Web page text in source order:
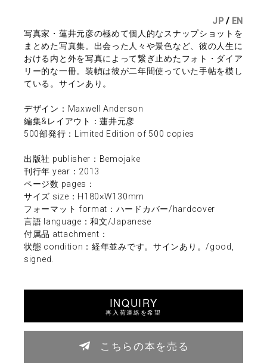
JP / EN
写真家・蓮井元彦の極めて個人的なスナップショットを
まとめた写真集。出会った人々や景色など、彼の人生に
おける内と外を写真によって繋ぎ止めたフォト・ダイア
リー的な一冊。装幀は彼が二年間使っていた手帖を模し
ている。サインあり。
デザイン：Maxwell Anderson
編集&レイアウト：蓮井元彦
500部発行：Limited Edition of 500 copies
出版社 publisher：Bemojake
刊行年 year：2013
ページ数 pages：
サイズ size：H180×W130mm
フォーマット format：ハードカバー/hardcover
言語 language：和文/Japanese
付属品 attachment：
状態 condition：経年並みです。サインあり。/good,
signed.
INQUIRY
再入荷連絡を希望
こちらの本を売る